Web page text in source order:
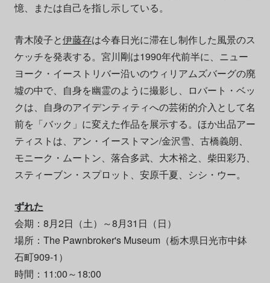
憶、または自己を指し示している。
青木陵子と伊藤存は今春日光に滞在し制作した風景のス
ケッチを発表する。宮川剛は1990年代前半に、ニュー
ヨーク・イーストリバー沿いのウィリアムズバーグの廃
墟の中で、自身を幽霊のように撮影し、ロバート・ベッ
クは、自身のアイデンティティへの芸術的介入として名
前を「バック」に変えた作品を展示する。ほか出品アー
ティストは、アン・イーストマン/金沢雪、古橋義朗、
モニーク・ムートン、落合多武、大木裕之、柴田彩乃、
スティーブン・スプロット、安原千夏、シシ・ウー。
ずれた
会期：8月2日（土）～8月31日（日）
場所：The Pawnbroker's Museum（栃木県日光市中鉢
石町909-1）
時間：11:00～18:00